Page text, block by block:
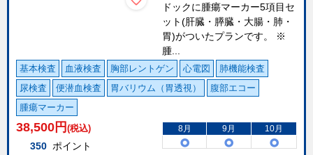
ドックに腫瘍マーカー5項目セ
ット(肝臓・膵臓・大腸・肺・
胃)がついたプランです。 ※
腫...
基本検査 血液検査 胸部レントゲン 心電図
肺機能検査
尿検査
便潜血検査 胃バリウム（胃透視）
腹部エコー
腫瘍マーカー
38,500 円 (税込)
350 ポイント
8月 9月 10月